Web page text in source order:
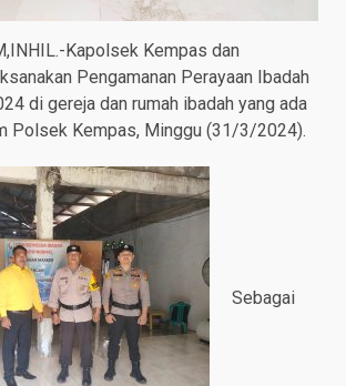
Kapolsek Kempas dan
Pengamanan Perayaan Ibadah
di gereja dan rumah ibadah yang ada
Polsek Kempas, Minggu (31/3/2024).
Sebagai